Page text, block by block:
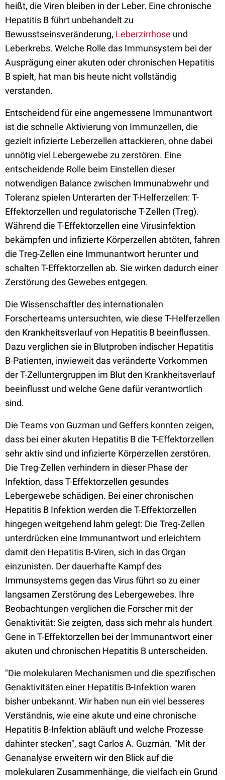
heißt, die Viren bleiben in der Leber. Eine chronische
Hepatitis B führt unbehandelt zu
Bewusstseinsveränderung, Leberzirrhose und
Leberkrebs. Welche Rolle das Immunsystem bei der
Ausprägung einer akuten oder chronischen Hepatitis
B spielt, hat man bis heute nicht vollständig
verstanden.
Entscheidend für eine angemessene Immunantwort
ist die schnelle Aktivierung von Immunzellen, die
gezielt infizierte Leberzellen attackieren, ohne dabei
unnötig viel Lebergewebe zu zerstören. Eine
entscheidende Rolle beim Einstellen dieser
notwendigen Balance zwischen Immunabwehr und
Toleranz spielen Unterarten der T-Helferzellen: T-
Effektorzellen und regulatorische T-Zellen (Treg).
Während die T-Effektorzellen eine Virusinfektion
bekämpfen und infizierte Körperzellen abtöten, fahren
die Treg-Zellen eine Immunantwort herunter und
schalten T-Effektorzellen ab. Sie wirken dadurch einer
Zerstörung des Gewebes entgegen.
Die Wissenschaftler des internationalen
Forscherteams untersuchten, wie diese T-Helferzellen
den Krankheitsverlauf von Hepatitis B beeinflussen.
Dazu verglichen sie in Blutproben indischer Hepatitis
B-Patienten, inwieweit das veränderte Vorkommen
der T-Zelluntergruppen im Blut den Krankheitsverlauf
beeinflusst und welche Gene dafür verantwortlich
sind.
Die Teams von Guzman und Geffers konnten zeigen,
dass bei einer akuten Hepatitis B die T-Effektorzellen
sehr aktiv sind und infizierte Körperzellen zerstören.
Die Treg-Zellen verhindern in dieser Phase der
Infektion, dass T-Effektorzellen gesundes
Lebergewebe schädigen. Bei einer chronischen
Hepatitis B Infektion werden die T-Effektorzellen
hingegen weitgehend lahm gelegt: Die Treg-Zellen
unterdrücken eine Immunantwort und erleichtern
damit den Hepatitis B-Viren, sich in das Organ
einzunisten. Der dauerhafte Kampf des
Immunsystems gegen das Virus führt so zu einer
langsamen Zerstörung des Lebergewebes. Ihre
Beobachtungen verglichen die Forscher mit der
Genaktivität: Sie zeigten, dass sich mehr als hundert
Gene in T-Effektorzellen bei der Immunantwort einer
akuten und chronischen Hepatitis B unterscheiden.
"Die molekularen Mechanismen und die spezifischen
Genaktivitäten einer Hepatitis B-Infektion waren
bisher unbekannt. Wir haben nun ein viel besseres
Verständnis, wie eine akute und eine chronische
Hepatitis B-Infektion abläuft und welche Prozesse
dahinter stecken", sagt Carlos A. Guzmán. "Mit der
Genanalyse erweitern wir den Blick auf die
molekularen Zusammenhänge, die vielfach ein Grund